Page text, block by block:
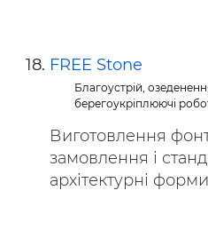
FREE Stone
Благоустрій,
берегоукріплюючі
Виготовлення
замовлення і
архітектурні